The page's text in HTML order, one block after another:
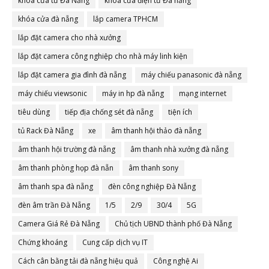
khóa cửa đà nẵng
lắp camera TPHCM
lắp đặt camera cho nhà xưởng
lắp đặt camera công nghiệp cho nhà máy linh kiện
lắp đặt camera gia đình đà nẵng
máy chiếu panasonic đà nẵng
máy chiếu viewsonic
máy in hp đà nẵng
mạng internet
tiêu dùng
tiếp địa chống sét đà nẵng
tiện ích
tủ Rack Đà Nẵng
xe
âm thanh hội thảo đà nẵng
âm thanh hội trường đà nẵng
âm thanh nhà xưởng đà nẵng
âm thanh phòng họp đà nẵn
âm thanh sony
âm thanh spa đà nẵng
đèn công nghiệp Đà Nẵng
đèn âm trần Đà Nẵng
1/5 2/9 30/4
5G
Camera Giá Rẻ Đà Nẵng
Chủ tịch UBND thành phố Đà Nẵng
Chứng khoáng
Cung cấp dịch vụ IT
Cách cân bằng tải đà nẵng hiệu quả
Công nghệ Ai